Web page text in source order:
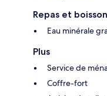
Repas et
Eau minérale
Plus
Service de
Coffre-fort